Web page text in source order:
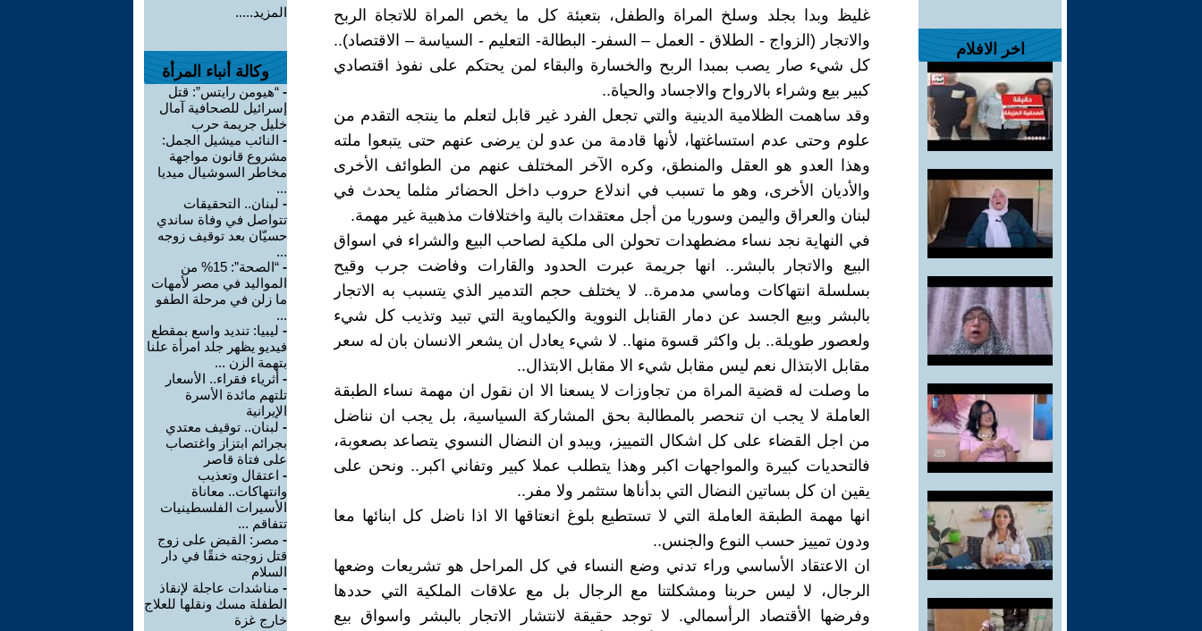
اخر الافلام
غليظ وبدا بجلد وسلخ المراة والطفل، بتعبئة كل ما يخص المراة للاتجاة الربح
والاتجار (الزواج - الطلاق - العمل – السفر- البطالة- التعليم - السياسة – الاقتصاد)..
كل شيء صار يصب بمبدا الربح والخسارة والبقاء لمن يحتكم على نفوذ اقتصادي
كبير بيع وشراء بالارواح والاجساد والحياة..
وقد ساهمت الظلامية الدينية والتي تجعل الفرد غير قابل لتعلم ما ينتجه التقدم من
علوم وحتى عدم استساغتها، لأنها قادمة من عدو لن يرضى عنهم حتى يتبعوا ملته
وهذا العدو هو العقل والمنطق، وكره الآخر المختلف عنهم من الطوائف الأخرى
والأديان الأخرى، وهو ما تسبب في اندلاع حروب داخل الحضائر مثلما يحدث في
لبنان والعراق واليمن وسوريا من أجل معتقدات بالية واختلافات مذهبية غير مهمة.
في النهاية نجد نساء مضطهدات تحولن الى ملكية لصاحب البيع والشراء في اسواق
البيع والاتجار بالبشر.. انها جريمة عبرت الحدود والقارات وفاضت جرب وقيح
بسلسلة انتهاكات وماسي مدمرة.. لا يختلف حجم التدمير الذي يتسبب به الاتجار
بالبشر وبيع الجسد عن دمار القنابل النووية والكيماوية التي تبيد وتذيب كل شيء
ولعصور طويلة.. بل واكثر قسوة منها.. لا شيء يعادل ان يشعر الانسان بان له سعر
مقابل الابتذال نعم ليس مقابل شيء الا مقابل الابتذال..
ما وصلت له قضية المراة من تجاوزات لا يسعنا الا ان نقول ان مهمة نساء الطبقة
العاملة لا يجب ان تنحصر بالمطالبة بحق المشاركة السياسية، بل يجب ان نناضل
من اجل القضاء على كل اشكال التمييز، ويبدو ان النضال النسوي يتصاعد بصعوبة،
فالتحديات كبيرة والمواجهات اكبر وهذا يتطلب عملا كبير وتفاني اكبر.. ونحن على
يقين ان كل بساتين النضال التي بدأناها ستثمر ولا مفر..
انها مهمة الطبقة العاملة التي لا تستطيع بلوغ انعتاقها الا اذا ناضل كل ابنائها معا
ودون تمييز حسب النوع والجنس..
ان الاعتقاد الأساسي وراء تدني وضع النساء في كل المراحل هو تشريعات وضعها
الرجال، لا ليس حربنا ومشكلتنا مع الرجال بل مع علاقات الملكية التي حددها
وفرضها الأقتصاد الرأسمالي. لا توجد حقيقة لانتشار الاتجار بالبشر واسواق بيع
المزيد.....
وكالة أنباء المرأة
- “هيومن رايتس”: قتل
إسرائيل للصحافية آمال
خليل جريمة حرب
- النائب ميشيل الجمل:
مشروع قانون مواجهة
مخاطر السوشيال ميديا
...
- لبنان.. التحقيقات
تتواصل في وفاة ساندي
حسيّان بعد توقيف زوجه
...
-
“الصحة”: 15% من
المواليد في مصر لأمهات
ما زلن في مرحلة الطفو
...
- ليبيا: تنديد واسع بمقطع
فيديو يظهر جلد امرأة علنا
بتهمة الزن ...
- أثرياء فقراء.. الأسعار
تلتهم مائدة الأسرة
الإيرانية
- لبنان.. توقيف معتدي
بجرائم ابتزاز واغتصاب
على فتاة قاصر
- اعتقال وتعذيب
وانتهاكات.. معاناة
الأسيرات الفلسطينيات
تتفاقم ...
- مصر: القبض على زوج
قتل زوجته خنقًا في دار
السلام
- مناشدات عاجلة لإنقاذ
الطفلة مسك ونقلها للعلاج
خارج غزة